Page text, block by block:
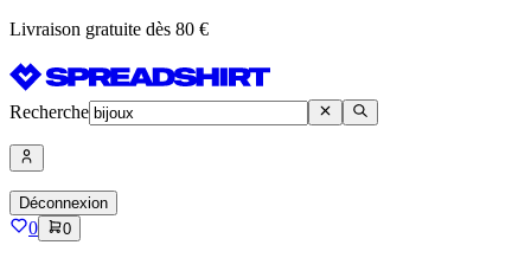
Livraison gratuite dès 80 €
Recherche
Déconnexion
0 0